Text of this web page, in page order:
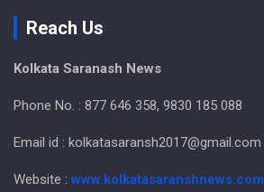
Reach Us
Kolkata Saranash News
Phone No. : 877 646 358, 9830 185 088
Email id : kolkatasaransh2017@gmail.com
Website : www.kolkatasaranshnews.com